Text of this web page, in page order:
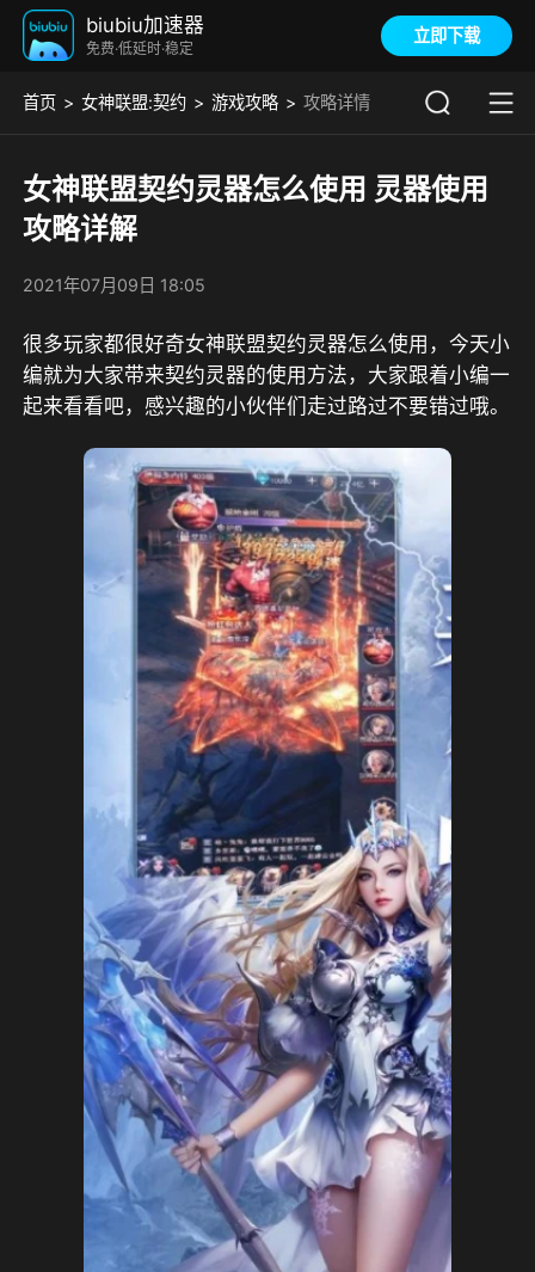
biubiu加速器
免费·低延时·稳定
立即下载
首页 女神联盟:契约 游戏攻略 攻略详情
女神联盟契约灵器怎么使用 灵器使用
攻略详解
2021年07月09日 18:05
很多玩家都很好奇女神联盟契约灵器怎么使用，今天小
编就为大家带来契约灵器的使用方法，大家跟着小编一
起来看看吧，感兴趣的小伙伴们走过路过不要错过哦。